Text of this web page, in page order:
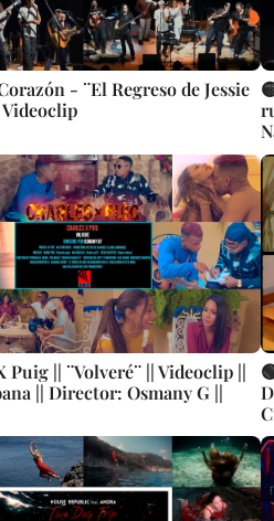
- ¨El Regreso de Jessie
Puig || ¨Volveré¨ || Videoclip ||
|| Director: Osmany G ||